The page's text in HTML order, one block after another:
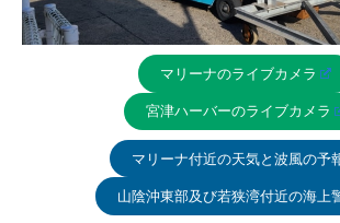
マリーナのライブカメラ
宮津ハーバーのライブカメラ
マリーナ付近の天気と波風の予
山陰沖東部及び若狭湾付近の海上